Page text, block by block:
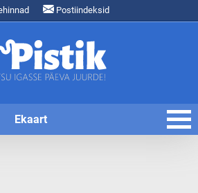
Postiindeksid
Ekaart